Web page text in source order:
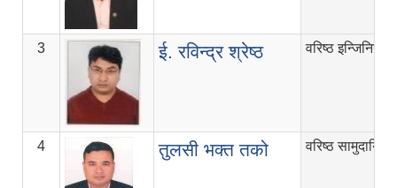
3 ई. रविन्द्र श्रेष्ठ वरिष्ठ इन्जिनियर
4 तुलसी भक्त तको वरिष्ठ